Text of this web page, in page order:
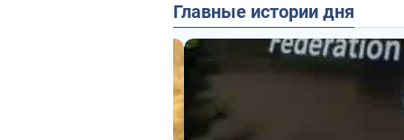
Главные истории дня